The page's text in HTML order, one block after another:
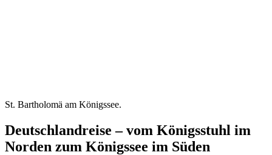
St. Bartholomä am Königssee.
Deutschlandreise – vom Königsstuhl im
Norden zum Königssee im Süden